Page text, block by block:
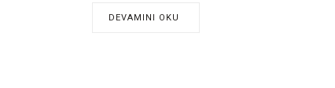
DEVAMINI OKU